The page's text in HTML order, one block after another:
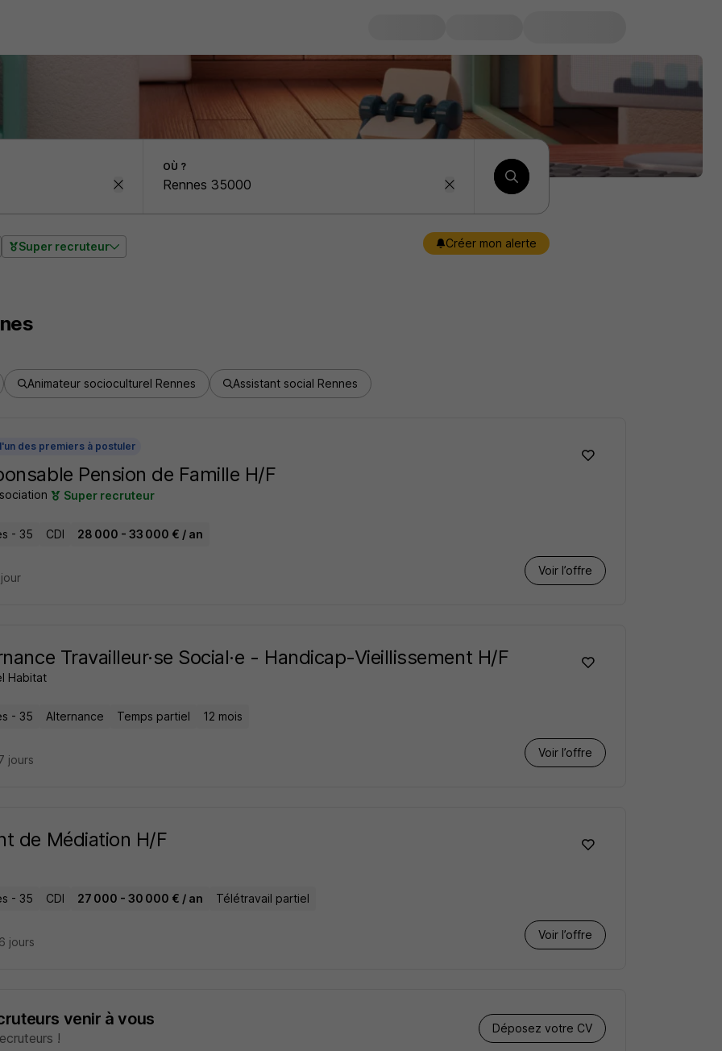
OÙ ?
Super recruteur Créer mon alerte
Animateur socioculturel Rennes Assistant social Rennes
des premiers à postuler
Pension de Famille H/F
Super recruteur
- 35 CDI 28 000 - 33 000 € / an
Voir l’offre
Travailleur·se Social·e - Handicap-Vieillissement H/F
Habitat
- 35 Alternance Temps partiel 12 mois
Voir l’offre
jours
de Médiation H/F
- 35 CDI 27 000 - 30 000 € / an Télétravail partiel
Voir l’offre
jours
venir à vous
!
Déposez votre CV